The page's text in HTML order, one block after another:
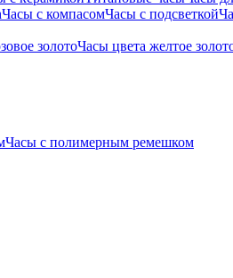
Часы с компасомЧасы с подсветкой
золотоЧасы цвета желтое
Часы с полимерным ремешком